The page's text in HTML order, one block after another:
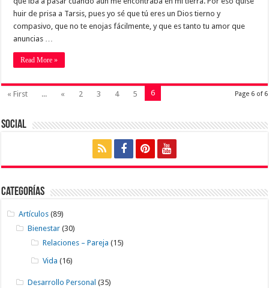
huir de prisa a Tarsis, pues yo sé que tú eres un Dios tierno y
compasivo, que no te enojas fácilmente, y que es tanto tu amor que
anuncias …
Read More »
Page 6 of 6
« First ... « 2 3 4 5 6
Social
Categorías
Artículos (89)
Bienestar (30)
Relaciones – Pareja (15)
Vida (16)
Desarrollo Personal (35)